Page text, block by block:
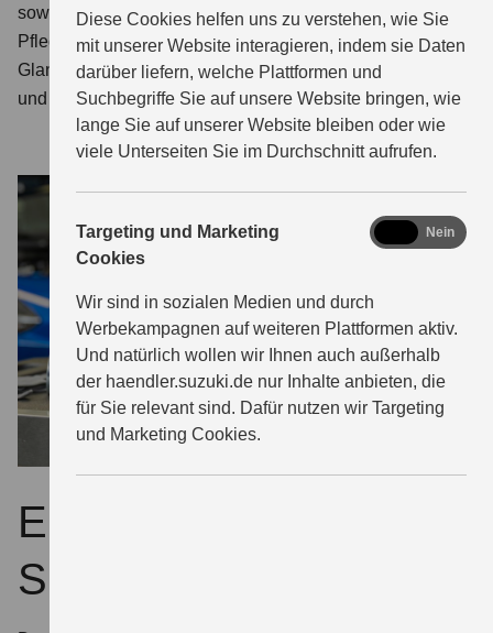
Diese Cookies helfen uns zu verstehen, wie Sie
mit unserer Website interagieren, indem sie Daten
darüber liefern, welche Plattformen und
Suchbegriffe Sie auf unsere Website bringen, wie
lange Sie auf unserer Website bleiben oder wie
viele Unterseiten Sie im Durchschnitt aufrufen.
Targeting und Marketing
Cookies
Wir sind in sozialen Medien und durch
Werbekampagnen auf weiteren Plattformen aktiv.
Und natürlich wollen wir Ihnen auch außerhalb
der haendler.suzuki.de nur Inhalte anbieten, die
für Sie relevant sind. Dafür nutzen wir Targeting
und Marketing Cookies.
marketing
Nein
sowie die komplette Serie zertifizierter ECSTAR
Pflegemittel: Glasreiniger, Insektenentferner, Enteiser,
Glanzspray, Innenraumreiniger, Felgenreiniger, Bremsen-
und Teilereiniger.
ECSTAR – extra für
Suzuki